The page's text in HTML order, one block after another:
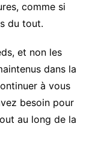
comme si
du tout.
et non les
dans la
à vous
besoin pour
au long de la